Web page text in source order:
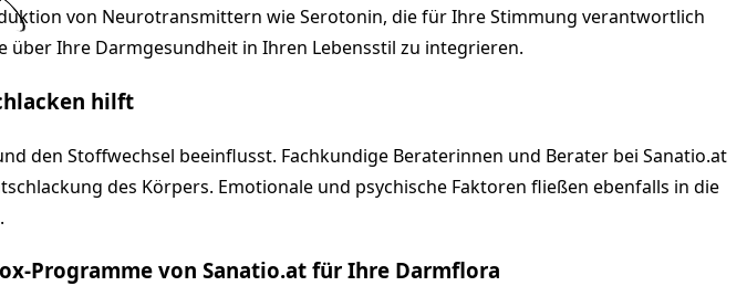
von Neurotransmittern wie Serotonin, die für Ihre Stimmung verantwortlich
Ihre Darmgesundheit in Ihren Lebensstil zu integrieren.
hilft
den Stoffwechsel beeinflusst. Fachkundige Beraterinnen und Berater bei Sanatio.at
des Körpers. Emotionale und psychische Faktoren fließen ebenfalls in die
Programme von Sanatio.at für Ihre Darmflora